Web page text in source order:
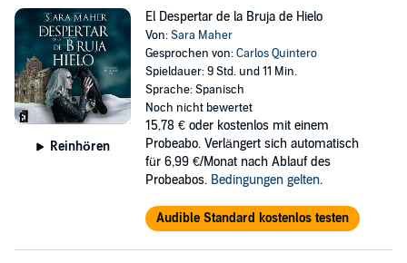
En su agobiante huida, y tras ser localizados por el ente oscuro que
la persigue, sufren un accidente y el coche queda reducido a un
amasijo de hierros. Sofía, al despertar, se percata de que no se
encuentra en el hospital, sino en lo que parece ser el refugio de
unos insólitos cazadores. Estos aseguran cazar bestias, e insisten en
que solo a su lado podrá estar a salvo.
Allí, conocerá a sus compañeros de aventuras: Hugo, Oriol e Iris. Y,
pronto, se sentirá atraída por uno de ellos. Pero él esconde un
secreto inimaginable, y ella luchará para aniquilar cualquier
tratarán de destruir a la sombra que los acecha, y de
desenmascarar quién se oculta tras ella.
Reinhören
El Despertar de la Bruja de Hielo
Von:Sara Maher
Gesprochen von:Carlos Quintero
Spieldauer: 9 Std. und 11 Min.
Sprache: Spanisch
Noch nicht bewertet
15,78 € oder kostenlos mit einem
Probeabo. Verlängert sich automatisch
für 6,99 €/Monat nach Ablauf des
Probeabos. Bedingungen gelten.
Audible Standard kostenlos testen